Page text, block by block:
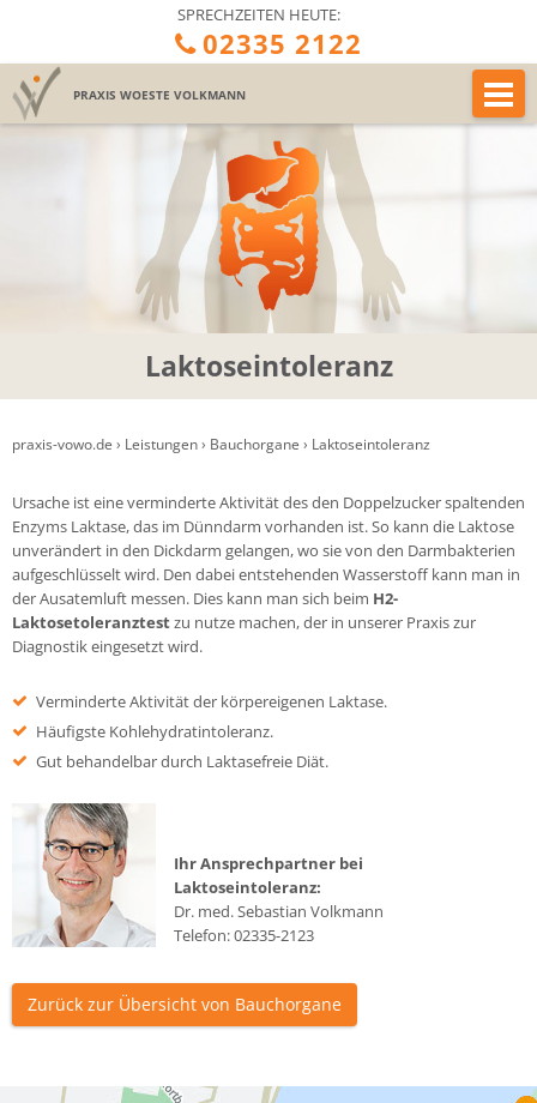
SPRECHZEITEN HEUTE:
02335 2122
PRAXIS WOESTE VOLKMANN
Laktoseintoleranz
praxis-vowo.de › Leistungen› Bauchorgane › Laktoseintoleranz
Ursache ist eine verminderte Aktivität des den Doppelzucker spaltenden
Enzyms Laktase, das im Dünndarm vorhanden ist. So kann die Laktose
unverändert in den Dickdarm gelangen, wo sie von den Darmbakterien
aufgeschlüsselt wird. Den dabei entstehenden Wasserstoff kann man in
der Ausatemluft messen. Dies kann man sich beim H2-
Laktosetoleranztestzu nutze machen, der in unserer Praxis zur
Diagnostik eingesetzt wird.
Verminderte Aktivität der körpereigenen Laktase.
Häufigste Kohlehydratintoleranz.
Gut behandelbar durch Laktasefreie Diät.
Ihr Ansprechpartner bei
Laktoseintoleranz:
Dr. med. Sebastian Volkmann
Telefon:02335-2123
Zurück zur Übersicht von Bauchorgane